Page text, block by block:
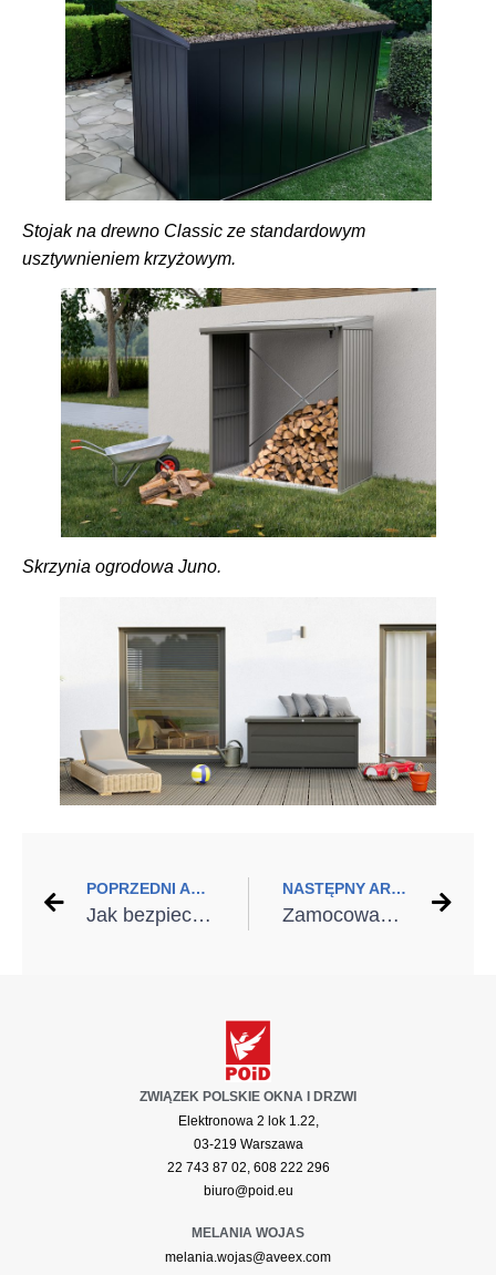
Stojak na drewno Classic ze standardowym
usztywnieniem krzyżowym.
Skrzynia ogrodowa Juno.
POPRZEDNI ARTYKUŁ
Jak bezpiecznie kupić i zamontować pompę ciepła? 5 niezawodnych rad
NASTĘPNY ARTYKUŁ
Zamocowania Klimas Wkręt-met – rzetelność buduje się przez dekady
ZWIĄZEK POLSKIE OKNA I DRZWI
Elektronowa 2 lok 1.22,
03-219 Warszawa
22 743 87 02, 608 222 296
biuro@poid.eu
MELANIA WOJAS
melania.wojas@aveex.com